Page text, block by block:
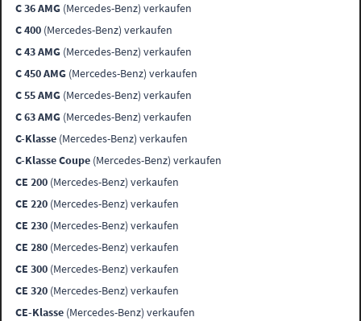
C 36 AMG (Mercedes-Benz) verkaufen
C 400 (Mercedes-Benz) verkaufen
C 43 AMG (Mercedes-Benz) verkaufen
C 450 AMG (Mercedes-Benz) verkaufen
C 55 AMG (Mercedes-Benz) verkaufen
C 63 AMG (Mercedes-Benz) verkaufen
C-Klasse (Mercedes-Benz) verkaufen
C-Klasse Coupe (Mercedes-Benz) verkaufen
CE 200 (Mercedes-Benz) verkaufen
CE 220 (Mercedes-Benz) verkaufen
CE 230 (Mercedes-Benz) verkaufen
CE 280 (Mercedes-Benz) verkaufen
CE 300 (Mercedes-Benz) verkaufen
CE 320 (Mercedes-Benz) verkaufen
CE-Klasse (Mercedes-Benz) verkaufen